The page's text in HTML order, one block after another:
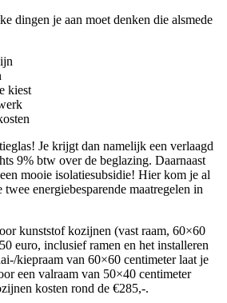
dingen je aan moet denken die alsmede
kiest
Je krijgt dan namelijk een verlaagd
9% btw over de beglazing. Daarnaast
mooie isolatiesubsidie! Hier kom je al
energiebesparende maatregelen in
kunststof kozijnen (vast raam, 60×60
euro, inclusief ramen en het installeren
kiepraam van 60×60 centimeter laat je
een valraam van 50×40 centimeter
kosten rond de €285,-.